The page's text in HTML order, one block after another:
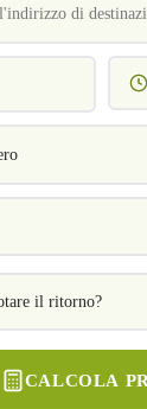
il ritorno?
CALCOLA